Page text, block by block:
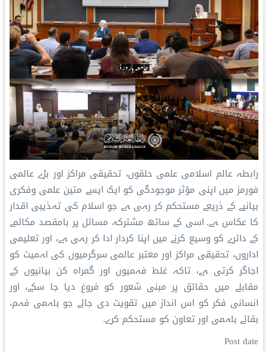
رابطہ عالم اسلامی علمی حلقوں، تحقیقی مراکز اور بڑے عالمی
فورمز میں اپنی مؤثر موجودگی کو ایک ایسے متین علمی وفکری
بیانیے کے ذریعے مستحکم کر رہی ہے جو اسلام کی تہذیبی اقدار
کا عکاس ہے۔ اسی کے ساتھ مشترکہ مسائل پر بامقصد مکالمے
کے دائرے کو وسیع کرنے میں اپنا کردار ادا کر رہی ہے، اور تعلیمی
اداروں، تحقیقی مراکز اور معتبر عالمی سرگرمیوں کی اہمیت کو
اجاگر کرتی ہے، تاکہ غلط فہمیوں اور گمراہ کن بیانیوں کے
مقابلے میں حقائق پر مبنی شعور کو فروغ دیا جا سکے، اور
انسانی فکر کو اس انداز میں تقویت دی جائے جو باہمی فہم،
بقائے باہمی اور تعاون کو مستحکم کرے۔
Post date